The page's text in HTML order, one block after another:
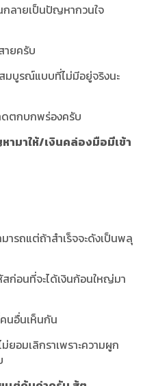
ลายเป็นปัญหากวนใจ
ายครับ
มบูรณ์แบบที่ไม่มีอยู่จริงนะ
ตกบกพร่องครับ
ามาให้/เงินคล่องมือมีเข้า
ารถแต่ถ้าสำเร็จจะดังเป็นพลุ
ก่อนที่จะได้เงินก้อนใหญ่มา
นอื่นเห็นกัน
อมเลิกราเพราะความผูก